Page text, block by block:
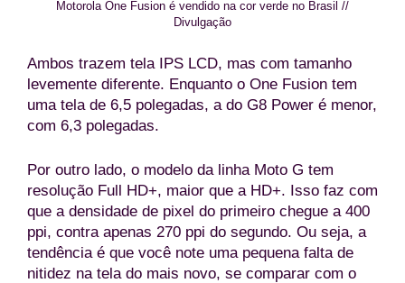
Motorola One Fusion é vendido na cor verde no Brasil //
Divulgação
Ambos trazem tela IPS LCD, mas com tamanho
levemente diferente. Enquanto o One Fusion tem
uma tela de 6,5 polegadas, a do G8 Power é menor,
com 6,3 polegadas.
Por outro lado, o modelo da linha Moto G tem
resolução Full HD+, maior que a HD+. Isso faz com
que a densidade de pixel do primeiro chegue a 400
ppi, contra apenas 270 ppi do segundo. Ou seja, a
tendência é que você note uma pequena falta de
nitidez na tela do mais novo, se comparar com o